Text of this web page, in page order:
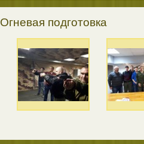
Огневая подготовка